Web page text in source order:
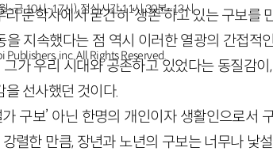
문학사에서 굳건히 ‘생존’하고 있는 구보를
지속했다는 점 역시 이러한 열광의 간접적
가 우리 시대와 공존하고 있었다는 동질감이
선사했던 것이다.
구보’ 아닌 한명의 개인이자 생활인으로서
렬한 만큼, 장년과 노년의 구보는 너무나 낯
~금 10시~17시), 점심시간 11시 30분~13시
inc. All Rights Reserved.